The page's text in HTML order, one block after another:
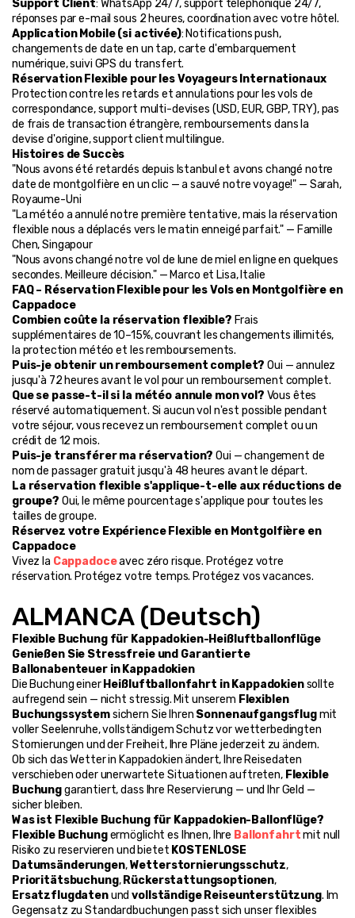
Support Client: WhatsApp 24/7, support téléphonique 24/7,
réponses par e-mail sous 2 heures, coordination avec votre hôtel.
Application Mobile (si activée): Notifications push,
changements de date en un tap, carte d'embarquement
numérique, suivi GPS du transfert.
Réservation Flexible pour les Voyageurs Internationaux
Protection contre les retards et annulations pour les vols de
correspondance, support multi-devises (USD, EUR, GBP, TRY), pas
de frais de transaction étrangère, remboursements dans la
devise d'origine, support client multilingue.
Histoires de Succès
"Nous avons été retardés depuis Istanbul et avons changé notre
date de montgolfière en un clic — a sauvé notre voyage!" — Sarah,
Royaume-Uni
"La météo a annulé notre première tentative, mais la réservation
flexible nous a déplacés vers le matin enneigé parfait." — Famille
Chen, Singapour
"Nous avons changé notre vol de lune de miel en ligne en quelques
secondes. Meilleure décision." — Marco et Lisa, Italie
FAQ – Réservation Flexible pour les Vols en Montgolfière en
Cappadoce
Combien coûte la réservation flexible? Frais
supplémentaires de 10–15%, couvrant les changements illimités,
la protection météo et les remboursements.
Puis-je obtenir un remboursement complet? Oui — annulez
jusqu'à 72 heures avant le vol pour un remboursement complet.
Que se passe-t-il si la météo annule mon vol? Vous êtes
réservé automatiquement. Si aucun vol n'est possible pendant
votre séjour, vous recevez un remboursement complet ou un
crédit de 12 mois.
Puis-je transférer ma réservation? Oui — changement de
nom de passager gratuit jusqu'à 48 heures avant le départ.
La réservation flexible s'applique-t-elle aux réductions de
groupe? Oui, le même pourcentage s'applique pour toutes les
tailles de groupe.
Réservez votre Expérience Flexible en Montgolfière en
Cappadoce
Vivez la Cappadoce avec zéro risque. Protégez votre
réservation. Protégez votre temps. Protégez vos vacances.
ALMANCA (Deutsch)
Flexible Buchung für Kappadokien-Heißluftballonflüge
Genießen Sie Stressfreie und Garantierte
Ballonabenteuer in Kappadokien
Die Buchung einer Heißluftballonfahrt in Kappadokien sollte
aufregend sein — nicht stressig. Mit unserem Flexiblen
Buchungssystem sichern Sie Ihren Sonnenaufgangsflug mit
voller Seelenruhe, vollständigem Schutz vor wetterbedingten
Stornierungen und der Freiheit, Ihre Pläne jederzeit zu ändern.
Ob sich das Wetter in Kappadokien ändert, Ihre Reisedaten
verschieben oder unerwartete Situationen auftreten, Flexible
Buchung garantiert, dass Ihre Reservierung — und Ihr Geld —
sicher bleiben.
Was ist Flexible Buchung für Kappadokien-Ballonflüge?
Flexible Buchung ermöglicht es Ihnen, Ihre Ballonfahrt mit null
Risiko zu reservieren und bietet KOSTENLOSE
Datumsänderungen, Wetterstornierungsschutz
Prioritätsbuchung, Rückerstattungsoptionen
Ersatzflugdaten und vollständige Reiseunterstützung. Im
Gegensatz zu Standardbuchungen passt sich unser flexibles